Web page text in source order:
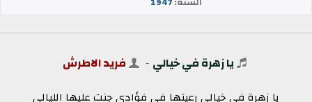
يا زهرة في خيالي - فريد الاطرش
يا زهرة في خيالي رعيتها في فؤادي جنت عليها الليالي